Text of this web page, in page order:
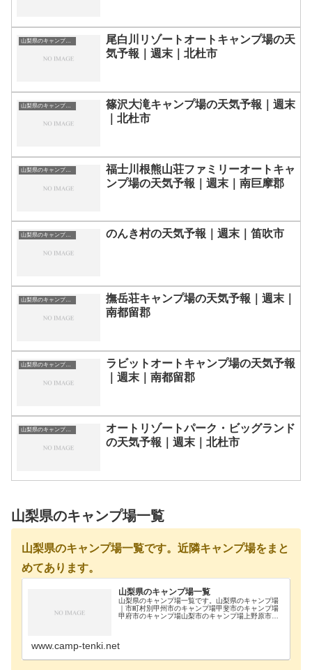
山梨県のキャンプ場一覧
尾白川リゾートオートキャンプ場の天
気予報｜週末｜北杜市
山梨県のキャンプ場一覧
篠沢大滝キャンプ場の天気予報｜週末
｜北杜市
山梨県のキャンプ場一覧
福士川根熊山荘ファミリーオートキャ
ンプ場の天気予報｜週末｜南巨摩郡
山梨県のキャンプ場一覧 のんき村の天気予報｜週末｜笛吹市
山梨県のキャンプ場一覧
撫岳荘キャンプ場の天気予報｜週末｜
南都留郡
山梨県のキャンプ場一覧
ラビットオートキャンプ場の天気予報
｜週末｜南都留郡
山梨県のキャンプ場一覧
オートリゾートパーク・ビッグランド
の天気予報｜週末｜北杜市
山梨県のキャンプ場一覧
山梨県のキャンプ場一覧です。近隣キャンプ場をまと
めてあります。
山梨県のキャンプ場一覧
山梨県のキャンプ場一覧です。山梨県のキャンプ場
｜市町村別甲州市のキャンプ場甲斐市のキャンプ場
甲府市のキャンプ場山梨市のキャンプ場上野原市の
www.camp-tenki.net